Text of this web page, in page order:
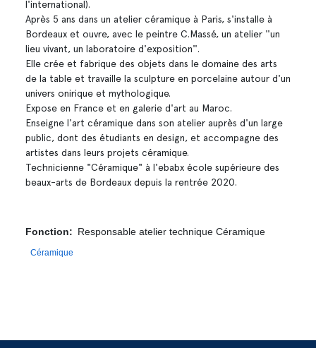
l'international).
Après 5 ans dans un atelier céramique à Paris, s'installe à
Bordeaux et ouvre, avec le peintre C.Massé, un atelier ''un
lieu vivant, un laboratoire d'exposition''.
Elle crée et fabrique des objets dans le domaine des arts
de la table et travaille la sculpture en porcelaine autour d'un
univers onirique et mythologique.
Expose en France et en galerie d'art au Maroc.
Enseigne l'art céramique dans son atelier auprès d'un large
public, dont des étudiants en design, et accompagne des
artistes dans leurs projets céramique.
Technicienne "Céramique" à l'ebabx école supérieure des
beaux-arts de Bordeaux depuis la rentrée 2020.
Fonction Responsable atelier technique Céramique
Céramique